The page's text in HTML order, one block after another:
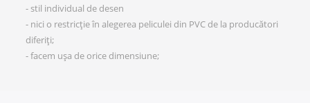
- stil individual de desen
- nici o restricție în alegerea peliculei din PVC de la producători
diferiți;
- facem ușa de orice dimensiune;